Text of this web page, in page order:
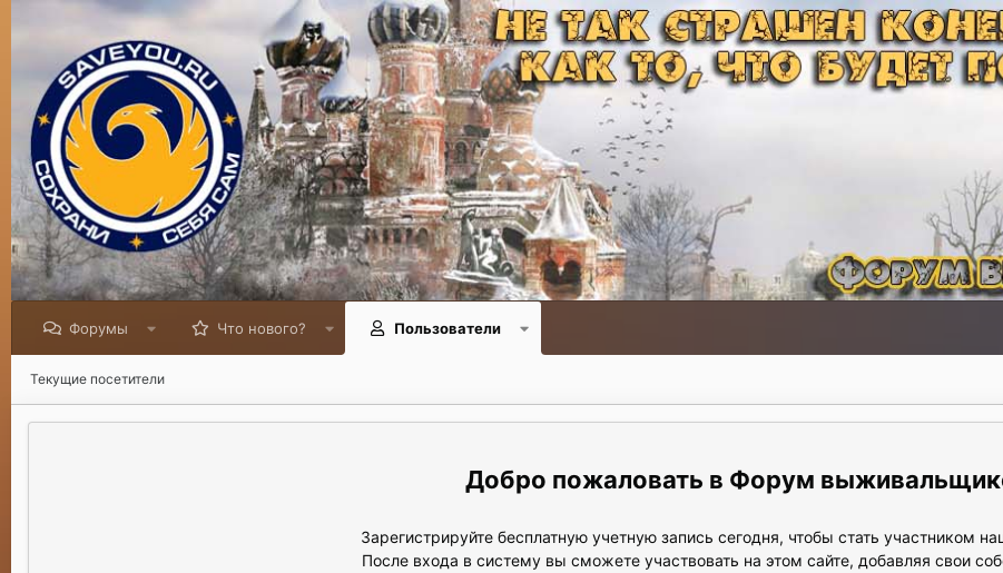
Форумы Что нового? Пользователи
Текущие посетители
Форум
Зарегистрируйте бесплатную учетную запись сегодня, чтобы стать участником
После входа в систему вы сможете участвовать на этом сайте, добавляя свои